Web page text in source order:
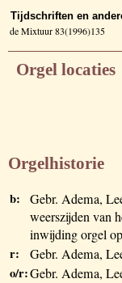
Tijdschriften en
de Mixtuur 83(1996)135
Orgel locaties
Orgelhistorie
b:
Gebr. Adema,
weerszijden van
inwijding orgel
r: Gebr. Adema,
o/r:Gebr. Adema,